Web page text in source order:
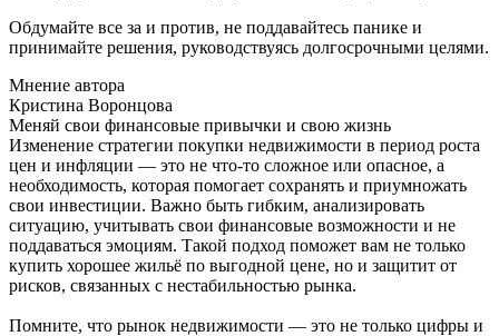
Обдумайте все за и против, не поддавайтесь панике и
принимайте решения, руководствуясь долгосрочными целями.
Мнение автора
Кристина Воронцова
Меняй свои финансовые привычки и свою жизнь
Изменение стратегии покупки недвижимости в период роста
цен и инфляции — это не что-то сложное или опасное, а
необходимость, которая помогает сохранять и приумножать
свои инвестиции. Важно быть гибким, анализировать
ситуацию, учитывать свои финансовые возможности и не
поддаваться эмоциям. Такой подход поможет вам не только
купить хорошее жильё по выгодной цене, но и защитит от
рисков, связанных с нестабильностью рынка.
Помните, что рынок недвижимости — это не только цифры и